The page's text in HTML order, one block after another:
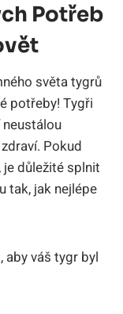
‍potřeb
světa tygrů⁤
potřeby! Tygři
Pokud
důležité ⁤splnit
tak,‍ jak⁤ nejlépe
aby váš tygr byl